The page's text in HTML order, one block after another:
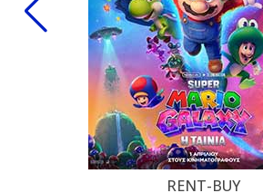
RENT-BUY